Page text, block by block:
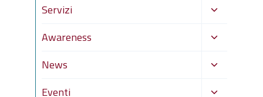
figlio
Servizi
Alterna
figlio
Awareness
Alterna
figlio
News
Alterna
Eventi
Alterna